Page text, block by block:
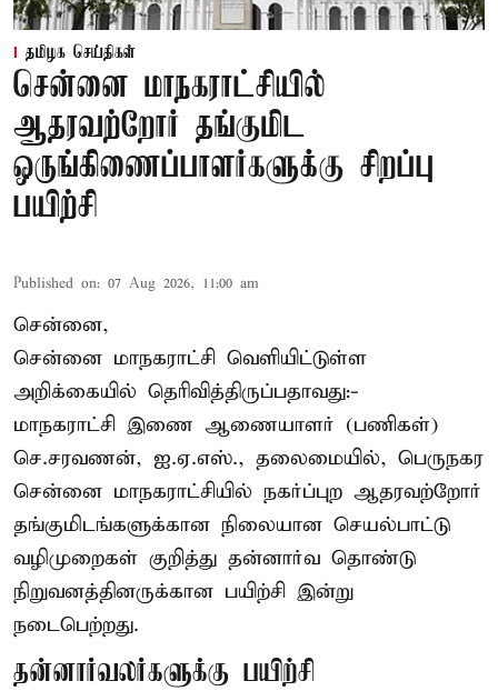
தமிழக செய்திகள்
சென்னை மாநகராட்சியில்
ஆதரவற்றோர் தங்குமிட
ஒருங்கிணைப்பாளர்களுக்கு சிறப்பு
பயிற்சி
Published on: 07 Aug 2026, 11:00 am
சென்னை,
சென்னை மாநகராட்சி வெளியிட்டுள்ள
அறிக்கையில் தெரிவித்திருப்பதாவது:-
மாநகராட்சி இணை ஆணையாளர் (பணிகள்)
செ.சரவணன், ஐ.ஏ.எஸ்., தலைமையில், பெருநகர
சென்னை மாநகராட்சியில் நகர்ப்புற ஆதரவற்றோர்
தங்குமிடங்களுக்கான நிலையான செயல்பாட்டு
வழிமுறைகள் குறித்து தன்னார்வ தொண்டு
நிறுவனத்தினருக்கான பயிற்சி இன்று
நடைபெற்றது.
தன்னார்வலர்களுக்கு பயிற்சி